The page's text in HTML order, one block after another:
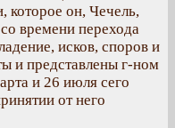
которое он, Чечель,
времени перехода
исков, споров и
и представлены г-ном
и 26 июля сего
от него